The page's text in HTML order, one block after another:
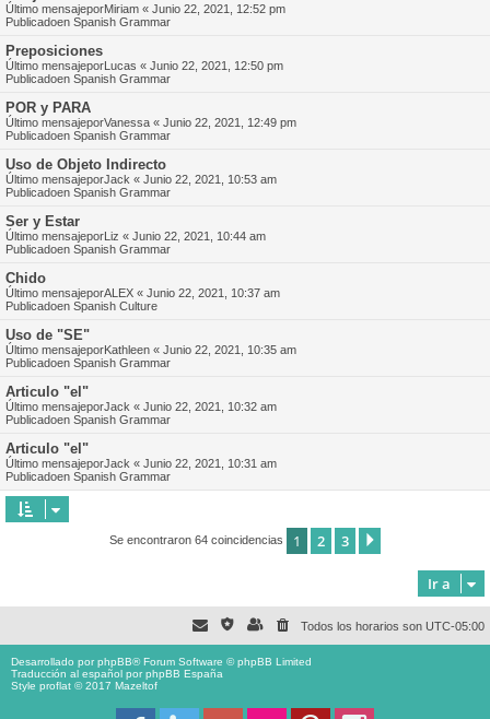
Último mensajeporMiriam « Junio 22, 2021, 12:52 pm
Publicadoen Spanish Grammar
Preposiciones
Último mensajeporLucas « Junio 22, 2021, 12:50 pm
Publicadoen Spanish Grammar
POR y PARA
Último mensajeporVanessa « Junio 22, 2021, 12:49 pm
Publicadoen Spanish Grammar
Uso de Objeto Indirecto
Último mensajeporJack « Junio 22, 2021, 10:53 am
Publicadoen Spanish Grammar
Ser y Estar
Último mensajeporLiz « Junio 22, 2021, 10:44 am
Publicadoen Spanish Grammar
Chido
Último mensajeporALEX « Junio 22, 2021, 10:37 am
Publicadoen Spanish Culture
Uso de "SE"
Último mensajeporKathleen « Junio 22, 2021, 10:35 am
Publicadoen Spanish Grammar
Articulo "el"
Último mensajeporJack « Junio 22, 2021, 10:32 am
Publicadoen Spanish Grammar
Articulo "el"
Último mensajeporJack « Junio 22, 2021, 10:31 am
Publicadoen Spanish Grammar
Se encontraron 64 coincidencias 1 2 3
Ir a
Todos los horarios son UTC-05:00
Desarrollado porphpBB® Forum Software © phpBB Limited
Traducción al español porphpBB España
Style proflat © 2017 Mazeltof